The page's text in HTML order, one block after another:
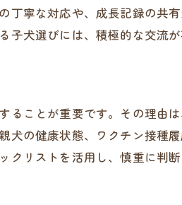
交流で分かる子犬の特徴と注
ダーが伝える健康管理のポイ
寧な対応や、成長記録の共
犬選びには、積極的な交流が
ことが重要です。その理由
犬の健康状態、ワクチン接種
リストを活用し、慎重に判断